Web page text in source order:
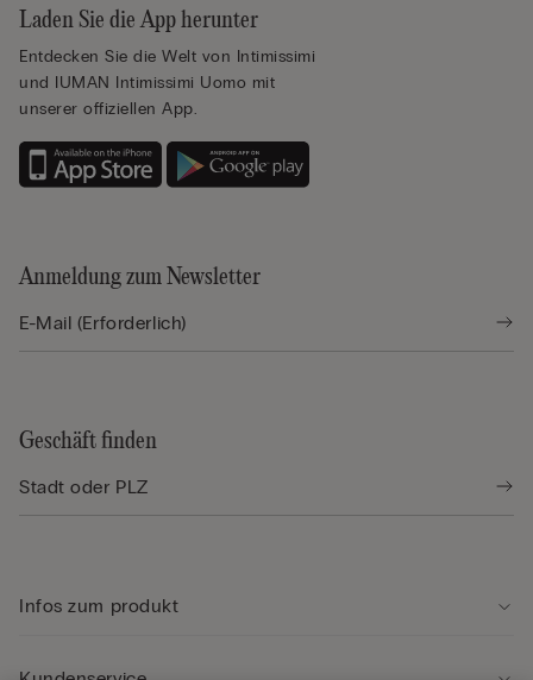
Laden Sie die App herunter
Entdecken Sie die Welt von Intimissimi
und IUMAN Intimissimi Uomo mit
unserer offiziellen App.
Anmeldung zum Newsletter
Geschäft finden
Infos zum produkt